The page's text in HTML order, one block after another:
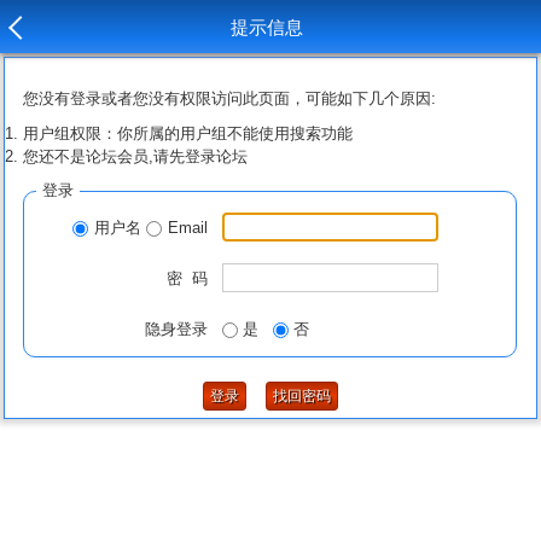
提示信息
您没有登录或者您没有权限访问此页面，可能如下几个原因:
用户组权限：你所属的用户组不能使用搜索功能
您还不是论坛会员,请先登录论坛
登录
用户名 Email
密 码
隐身登录 是 否